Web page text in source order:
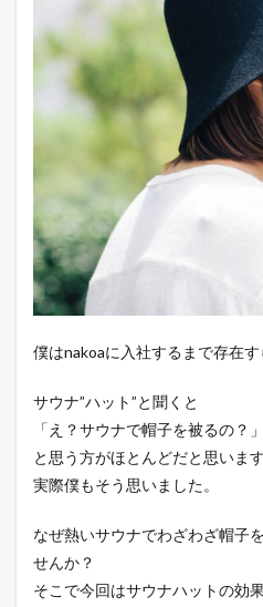
僕はnakoaに入社するまで存在す
サウナ”ハット”と聞くと
「え？サウナで帽子を被るの？」
と思う方がほとんどだと思います
実際僕もそう思いました。
なぜ熱いサウナでわざわざ帽子
せんか？
そこで今回はサウナハットの効